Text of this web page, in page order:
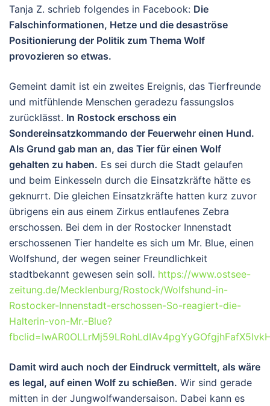
Tanja Z. schrieb folgendes in Facebook: Die
Falschinformationen, Hetze und die desaströse
Positionierung der Politik zum Thema Wolf
provozieren so etwas.
Gemeint damit ist ein zweites Ereignis, das Tierfreunde
und mitfühlende Menschen geradezu fassungslos
zurücklässt. In Rostock erschoss ein
Sondereinsatzkommando der Feuerwehr einen Hund.
Als Grund gab man an, das Tier für einen Wolf
gehalten zu haben. Es sei durch die Stadt gelaufen
und beim Einkesseln durch die Einsatzkräfte hätte es
geknurrt. Die gleichen Einsatzkräfte hatten kurz zuvor
übrigens ein aus einem Zirkus entlaufenes Zebra
erschossen. Bei dem in der Rostocker Innenstadt
erschossenen Tier handelte es sich um Mr. Blue, einen
Wolfshund, der wegen seiner Freundlichkeit
stadtbekannt gewesen sein soll. https://www.ostsee-
zeitung.de/Mecklenburg/Rostock/Wolfshund-in-
Rostocker-Innenstadt-erschossen-So-reagiert-die-
Halterin-von-Mr.-Blue?
Damit wird auch noch der Eindruck vermittelt, als wäre
es legal, auf einen Wolf zu schießen. Wir sind gerade
mitten in der Jungwolfwandersaison. Dabei kann es